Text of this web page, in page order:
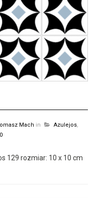
Mach in Azulejos
0
129 rozmiar: 10 x 10 cm